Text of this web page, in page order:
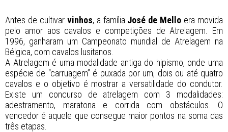
Antes de cultivar vinhos, a família José de Mello era movida
pelo amor aos cavalos e competições de Atrelagem. Em
1996, ganharam um Campeonato mundial de Atrelagem na
Bélgica, com cavalos lusitanos.
A Atrelagem é uma modalidade antiga do hipismo, onde uma
espécie de “carruagem” é puxada por um, dois ou até quatro
cavalos e o objetivo é mostrar a versatilidade do condutor.
Existe um concurso de atrelagem com 3 modalidades:
adestramento, maratona e corrida com obstáculos. O
vencedor é aquele que consegue maior pontos na soma das
três etapas.